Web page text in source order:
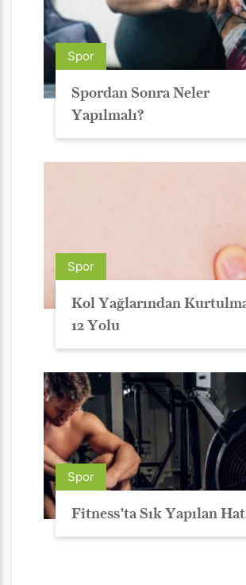
Spor
Spordan Sonra Neler
Yapılmalı?
Spor
Kol Yağlarından
12 Yolu
Spor
Fitness'ta Sık Yapılan